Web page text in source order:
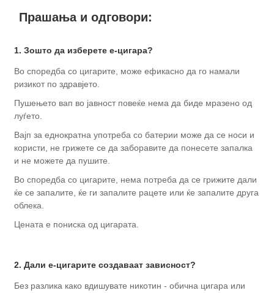
Прашања и одговори:
1. Зошто да изберете е-цигара?
Во споредба со цигарите, може ефикасно да го намали
ризикот по здравјето.
Пушењето вап во јавност повеќе нема да биде мразено од
луѓето.
Вајп за еднократна употреба со батерии може да се носи и
користи, не грижете се да заборавите да понесете запалка
и не можете да пушите.
Во споредба со цигарите, нема потреба да се грижите дали
ќе се запалите, ќе ги запалите рацете или ќе запалите друга
облека.
Цената е пониска од цигарата.
2. Дали е-цигарите создаваат зависност?
Без разлика како вдишувате никотин - обична цигара или